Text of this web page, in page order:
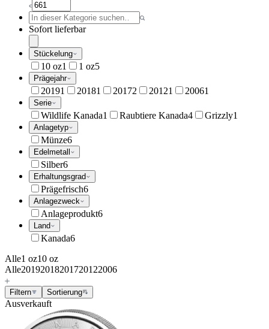
Sofort lieferbar
Stückelung
10 oz1 1 oz5
Prägejahr
20191 20181 20172 20121 20061
Serie
Wildlife Kanada1 Raubtiere Kanada4 Grizzly1
Anlagetyp
Münze6
Edelmetall
Silber6
Erhaltungsgrad
Prägefrisch6
Anlagezweck
Anlageprodukt6
Land
Kanada6
Alle1 oz10 oz
Alle20192018201720122006
Filtern Sortierung
Ausverkauft